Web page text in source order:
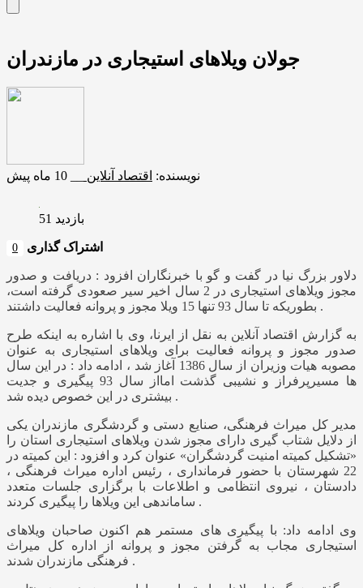
جولان ویلاهای استیجاری در مازندران
نویسنده: اقتصاد آنلاین 10 ماه پیش
بازدید 51
اشتراک گذاری 0
دلاور بزرگ نیا در گفت و گو با خبرنگاران افزود : دریافت و صدور
مجوز ویلاهای استیجاری در 2 سال اخیر سیر صعودی گرفته است،
بطوریکه تا سال 93 تنها 15 ویلا مجوز و پروانه فعالیت داشتند .
به گزارش اقتصاد آنلاین به نقل از ایرنا، وی با اشاره به اینکه طرح
صدور مجوز و پروانه فعالیت برای ویلاهای استیجاری به عنوان
مصوبه هیات وزیران از سال 1386 آغاز شد ، ادامه داد : در این سال
ها مسیرپرفراز و نشیبی گذشت امااز سال 93 پیگیری و جدیت
بیشتری در این خصوص دیده شد .
مدیر کل میراث فرهنگی، صنایع دستی و گردشگری مازندران یکی
از دلایل شتاب گیری دارای مجوز شدن ویلاهای استیجاری استان را
«تشکیل کمیته امنیت گردشگران» عنوان کرد و افزود : این کمیته در
22 شهرستان با حضور فرمانداری ، رئیس اداره میراث فرهنگی ،
دادستان ، نیروی انتظامی و اطلاعات با برگزاری جلسات متعدد
ساماندهی این ویلاها را پیگیری کردند .
وی ادامه داد: با پیگیری های مستمر هم اکنون صاحبان ویلاهای
استیجاری مجاب به گرفتن مجوز و پروانه از اداره کل میراث
فرهنگی مازندران شدند .